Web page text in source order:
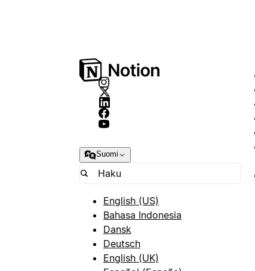
Suomi
English (US)
Bahasa Indonesia
Dansk
Deutsch
English (UK)